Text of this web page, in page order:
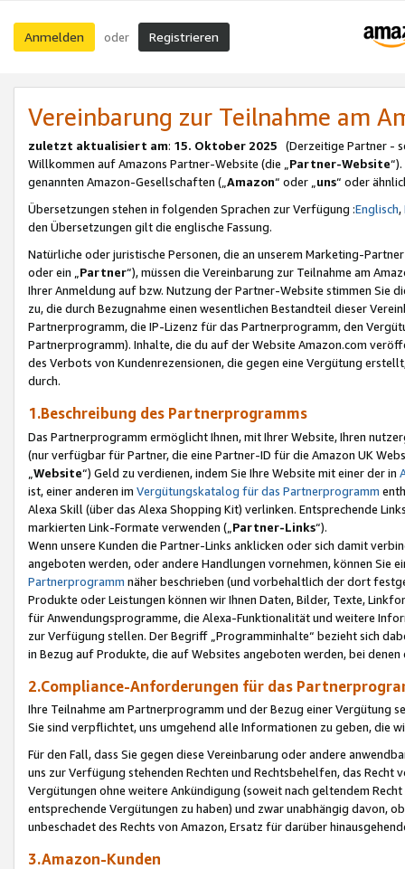
Anmelden oder Registrieren
Vereinbarung zur Teilnahme am
zuletzt aktualisiert am: 15. Oktober 2025 (Derzeitige Partner -
Willkommen auf Amazons Partner-Website (die „Partner-Website
genannten Amazon-Gesellschaften („Amazon“ oder „uns“ oder
Übersetzungen stehen in folgenden Sprachen zur Verfügung :Englisch,
den Übersetzungen gilt die englische Fassung.
Natürliche oder juristische Personen, die an unserem Marketing-
oder ein „Partner“), müssen die Vereinbarung zur Teilnahme am
Ihrer Anmeldung auf bzw. Nutzung der Partner-Website stimmen Sie
zu, die durch Bezugnahme einen wesentlichen Bestandteil dieser
Partnerprogramm, die IP-Lizenz für das Partnerprogramm, den
Partnerprogramm). Inhalte, die du auf der Website Amazon.com
des Verbots von Kundenrezensionen, die gegen eine Vergütung
durch.
1.Beschreibung des Partnerprogramms
Das Partnerprogramm ermöglicht Ihnen, mit Ihrer Website, Ihren
(nur verfügbar für Partner, die eine Partner-ID für die Amazon UK
Website“) Geld zu verdienen, indem Sie Ihre Website mit einer der in
ist, einer anderen im Vergütungskatalog für das Partnerprogramm
Alexa Skill (über das Alexa Shopping Kit) verlinken. Entsprechende
markierten Link-Formate verwenden („ Partner-Links“).
Wenn unsere Kunden die Partner-Links anklicken oder sich damit
angeboten werden, oder andere Handlungen vornehmen, können Sie
Partnerprogramm näher beschrieben (und vorbehaltlich der dort
Produkte oder Leistungen können wir Ihnen Daten, Bilder, Texte,
für Anwendungsprogramme, die Alexa-Funktionalität und weitere
zur Verfügung stellen. Der Begriff „Programminhalte“ bezieht sich
in Bezug auf Produkte, die auf Websites angeboten werden, bei
2.Compliance-Anforderungen für das
Ihre Teilnahme am Partnerprogramm und der Bezug einer Vergütung
Sie sind verpflichtet, uns umgehend alle Informationen zu geben, die
Für den Fall, dass Sie gegen diese Vereinbarung oder andere
uns zur Verfügung stehenden Rechten und Rechtsbehelfen, das
Vergütungen ohne weitere Ankündigung (soweit nach geltendem
entsprechende Vergütungen zu haben) und zwar unabhängig davon,
unbeschadet des Rechts von Amazon, Ersatz für darüber
3.Amazon-Kunden